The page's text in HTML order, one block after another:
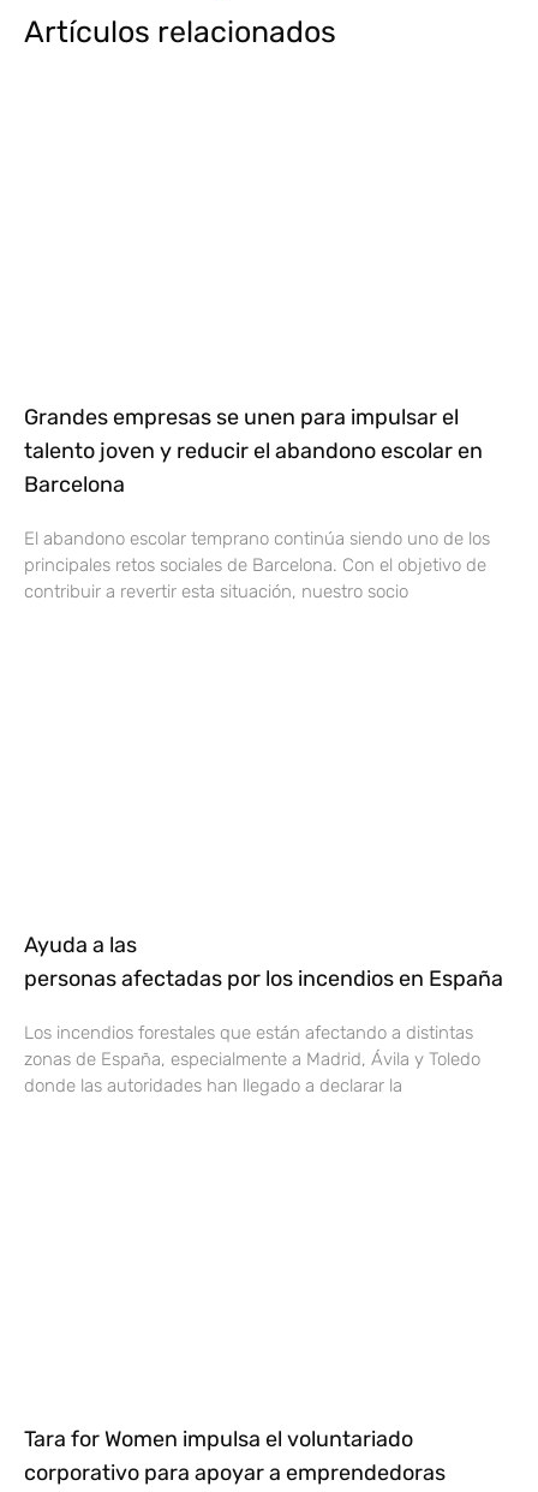
Artículos relacionados
Grandes empresas se unen para impulsar el
talento joven y reducir el abandono escolar en
Barcelona
El abandono escolar temprano continúa siendo uno de los
principales retos sociales de Barcelona. Con el objetivo de
contribuir a revertir esta situación, nuestro socio
Ayuda a las
personas afectadas por los incendios en España
Los incendios forestales que están afectando a distintas
zonas de España, especialmente a Madrid, Ávila y Toledo
donde las autoridades han llegado a declarar la
Tara for Women impulsa el voluntariado
corporativo para apoyar a emprendedoras